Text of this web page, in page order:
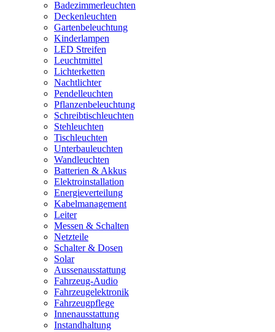
Badezimmerleuchten
Deckenleuchten
Gartenbeleuchtung
Kinderlampen
LED Streifen
Leuchtmittel
Lichterketten
Nachtlichter
Pendelleuchten
Pflanzenbeleuchtung
Schreibtischleuchten
Stehleuchten
Tischleuchten
Unterbauleuchten
Wandleuchten
Batterien & Akkus
Elektroinstallation
Energieverteilung
Kabelmanagement
Leiter
Messen & Schalten
Netzteile
Schalter & Dosen
Solar
Aussenausstattung
Fahrzeug-Audio
Fahrzeugelektronik
Fahrzeugpflege
Innenausstattung
Instandhaltung